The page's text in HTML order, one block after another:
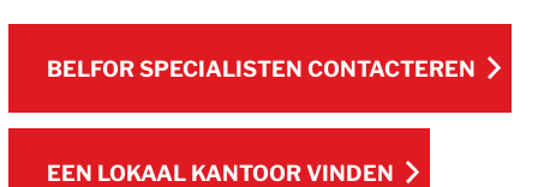
BELFOR SPECIALISTEN CONTACTEREN
BELFOR SPECIALISTEN CONTACTEREN
EEN LOKAAL KANTOOR VINDEN